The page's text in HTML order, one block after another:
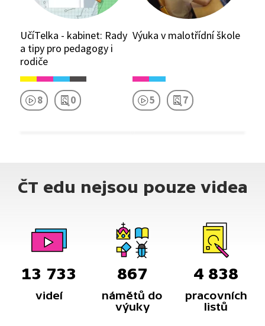
UčíTelka - kabinet: Rady
a tipy pro pedagogy i
rodiče
8 0
Výuka v malotřídní škole
5 7
ČT edu nejsou pouze videa
13 733
videí
867
námětů do
výuky
4 838
pracovních
listů